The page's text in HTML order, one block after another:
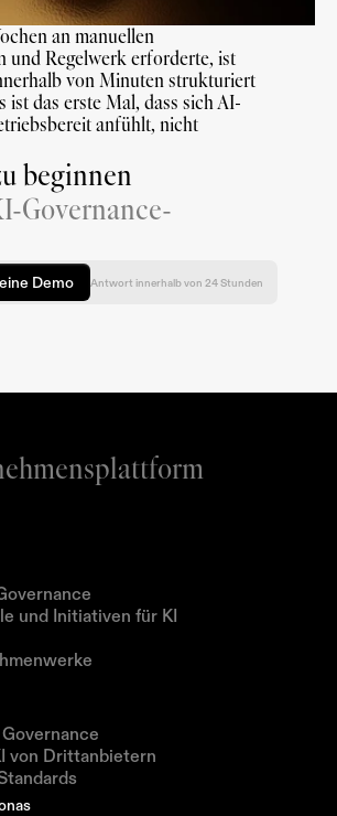
an manuellen
und Regelwerk erforderte, ist
von Minuten strukturiert
ist das erste Mal, dass sich AI-
anfühlt, nicht
beginnen
Governance-
Demo Antwort innerhalb von 24 Stunden
und Initiativen für KI
von Drittanbietern